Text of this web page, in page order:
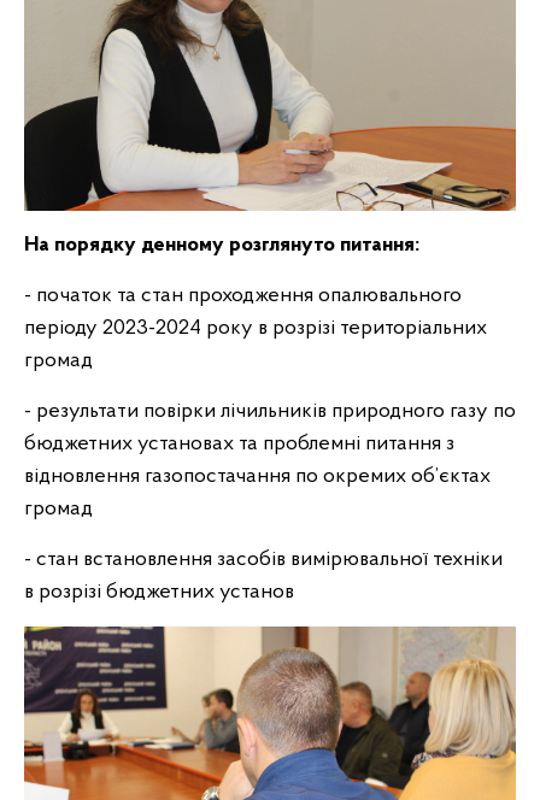
На порядку денному розглянуто питання:
- початок та стан проходження опалювального
періоду 2023-2024 року в розрізі територіальних
громад
- результати повірки лічильників природного газу по
бюджетних установах та проблемні питання з
відновлення газопостачання по окремих об’єктах
громад
- стан встановлення засобів вимірювальної техніки
в розрізі бюджетних установ